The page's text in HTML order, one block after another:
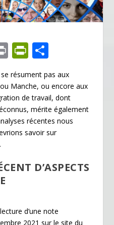
Pr
in
t
Pr
in
tF
ri
e
n
y
ta
g
er
résument pas aux
Manche, ou encore aux
de travail, dont
mérite également
récentes nous
savoir sur
D’ASPECTS
d’une note
2021 sur le site du